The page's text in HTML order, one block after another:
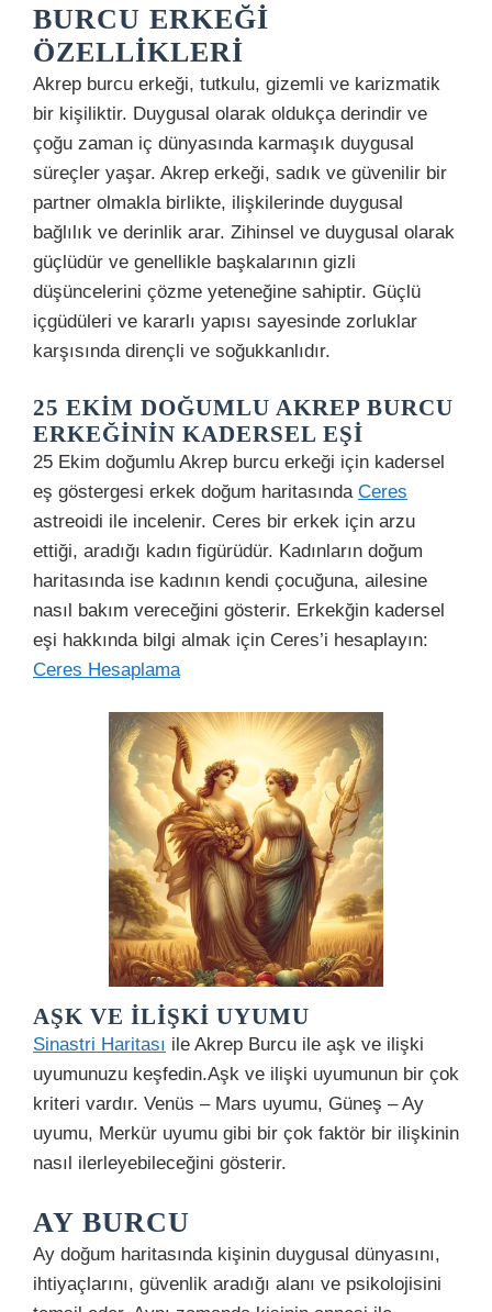
BURCU ERKEĞI
ÖZELLIKLERI
Akrep burcu erkeği, tutkulu, gizemli ve karizmatik
bir kişiliktir. Duygusal olarak oldukça derindir ve
çoğu zaman iç dünyasında karmaşık duygusal
süreçler yaşar. Akrep erkeği, sadık ve güvenilir bir
partner olmakla birlikte, ilişkilerinde duygusal
bağlılık ve derinlik arar. Zihinsel ve duygusal olarak
güçlüdür ve genellikle başkalarının gizli
düşüncelerini çözme yeteneğine sahiptir. Güçlü
içgüdüleri ve kararlı yapısı sayesinde zorluklar
karşısında dirençli ve soğukkanlıdır.
25 EKIM DOĞUMLU AKREP BURCU
ERKEĞININ KADERSEL EŞI
25 Ekim doğumlu Akrep burcu erkeği için kadersel
eş göstergesi erkek doğum haritasında Ceres
astreoidi ile incelenir. Ceres bir erkek için arzu
ettiği, aradığı kadın figürüdür. Kadınların doğum
haritasında ise kadının kendi çocuğuna, ailesine
nasıl bakım vereceğini gösterir. Erkekğin kadersel
eşi hakkında bilgi almak için Ceres’i hesaplayın:
Ceres Hesaplama
AŞK VE İLIŞKI UYUMU
Sinastri Haritası ile Akrep Burcu ile aşk ve ilişki
uyumunuzu keşfedin.Aşk ve ilişki uyumunun bir çok
kriteri vardır. Venüs – Mars uyumu, Güneş – Ay
uyumu, Merkür uyumu gibi bir çok faktör bir ilişkinin
nasıl ilerleyebileceğini gösterir.
AY BURCU
Ay doğum haritasında kişinin duygusal dünyasını,
ihtiyaçlarını, güvenlik aradığı alanı ve psikolojisini